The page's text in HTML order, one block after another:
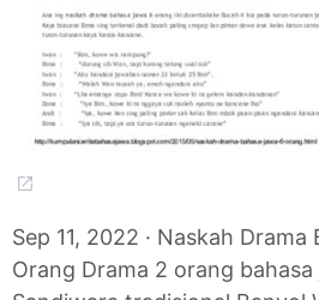
Sep 11, 2022 · Naskah Drama
Orang Drama 2 orang